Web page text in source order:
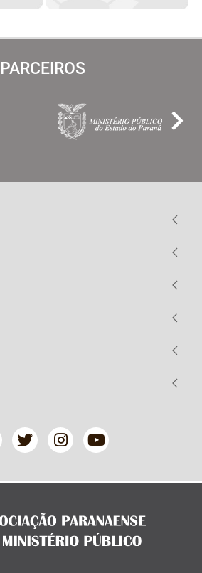
PARCEIROS